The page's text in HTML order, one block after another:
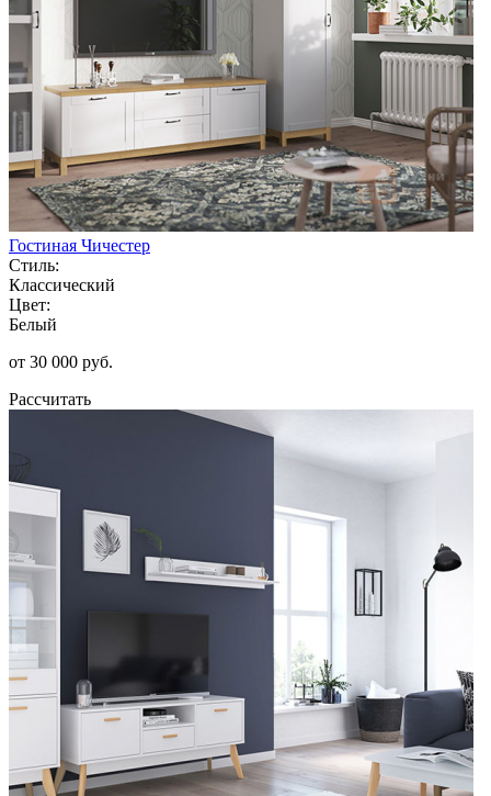
Гостиная Чичестер
Стиль:
Классический
Цвет:
Белый
от 30 000 руб.
Рассчитать